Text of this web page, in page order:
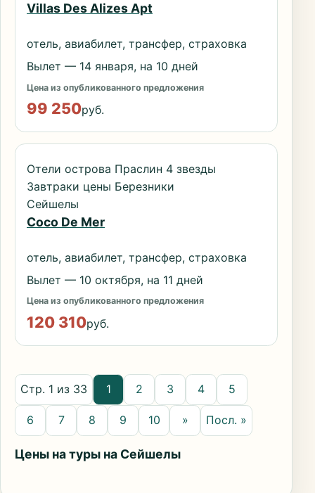
Villas Des Alizes Apt
отель, авиабилет, трансфер, страховка
Вылет — 14 января, на 10 дней
Цена из опубликованного предложения
99 250руб.
Отели острова Праслин 4 звезды
Завтраки цены Березники
Сейшелы
Coco De Mer
отель, авиабилет, трансфер, страховка
Вылет — 10 октября, на 11 дней
Цена из опубликованного предложения
120 310руб.
Стр. 1 из 33 1 2 3 4 5
6 7 8 9 10 » Посл. »
Цены на туры на Сейшелы